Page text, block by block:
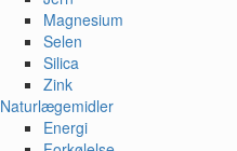
Magnesium
Selen
Silica
Zink
Naturlægemidler
Energi